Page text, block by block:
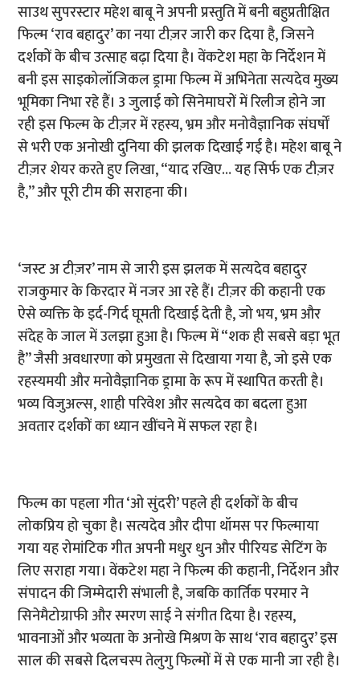
साउथ सुपरस्टार महेश बाबू ने अपनी प्रस्तुति में बनी बहुप्रतीक्षित
फिल्म ‘राव बहादुर’ का नया टीज़र जारी कर दिया है, जिसने
दर्शकों के बीच उत्साह बढ़ा दिया है। वेंकटेश महा के निर्देशन में
बनी इस साइकोलॉजिकल ड्रामा फिल्म में अभिनेता सत्यदेव मुख्य
भूमिका निभा रहे हैं। 3 जुलाई को सिनेमाघरों में रिलीज होने जा
रही इस फिल्म के टीज़र में रहस्य, भ्रम और मनोवैज्ञानिक संघर्षों
से भरी एक अनोखी दुनिया की झलक दिखाई गई है। महेश बाबू ने
टीज़र शेयर करते हुए लिखा, “याद रखिए… यह सिर्फ एक टीज़र
है,” और पूरी टीम की सराहना की।
‘जस्ट अ टीज़र’ नाम से जारी इस झलक में सत्यदेव बहादुर
राजकुमार के किरदार में नजर आ रहे हैं। टीज़र की कहानी एक
ऐसे व्यक्ति के इर्द-गिर्द घूमती दिखाई देती है, जो भय, भ्रम और
संदेह के जाल में उलझा हुआ है। फिल्म में “शक ही सबसे बड़ा भूत
है” जैसी अवधारणा को प्रमुखता से दिखाया गया है, जो इसे एक
रहस्यमयी और मनोवैज्ञानिक ड्रामा के रूप में स्थापित करती है।
भव्य विजुअल्स, शाही परिवेश और सत्यदेव का बदला हुआ
अवतार दर्शकों का ध्यान खींचने में सफल रहा है।
फिल्म का पहला गीत ‘ओ सुंदरी’ पहले ही दर्शकों के बीच
लोकप्रिय हो चुका है। सत्यदेव और दीपा थॉमस पर फिल्माया
गया यह रोमांटिक गीत अपनी मधुर धुन और पीरियड सेटिंग के
लिए सराहा गया। वेंकटेश महा ने फिल्म की कहानी, निर्देशन और
संपादन की जिम्मेदारी संभाली है, जबकि कार्तिक परमार ने
सिनेमैटोग्राफी और स्मरण साई ने संगीत दिया है। रहस्य,
भावनाओं और भव्यता के अनोखे मिश्रण के साथ ‘राव बहादुर’ इस
साल की सबसे दिलचस्प तेलुगु फिल्मों में से एक मानी जा रही है।